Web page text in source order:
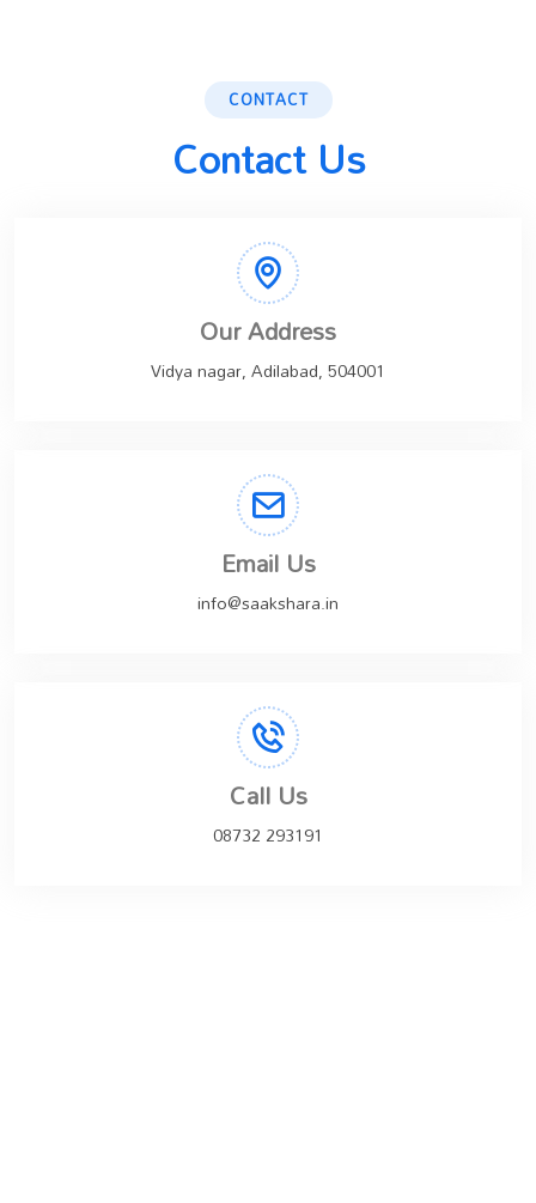
CONTACT
Contact Us
Our Address
Vidya nagar, Adilabad, 504001
Email Us
info@saakshara.in
Call Us
08732 293191